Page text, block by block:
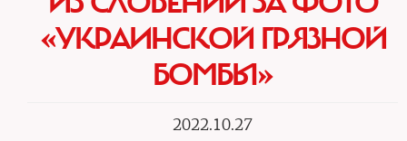
«УКРАИНСКОЙ ГРЯЗНОЙ
БОМБЫ»
2022.10.27